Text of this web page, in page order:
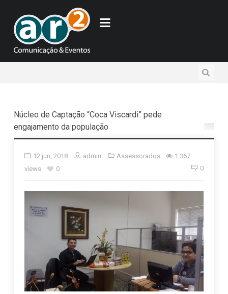
Núcleo de Captação “Coca Viscardi” pede
engajamento da população
12 jun, 2018 admin Assessorados
1.367
views
0 0